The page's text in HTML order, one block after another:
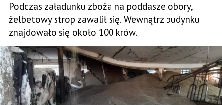
Podczas załadunku zboża na poddasze obory,
żelbetowy strop zawalił się. Wewnątrz budynku
znajdowało się około 100 krów.